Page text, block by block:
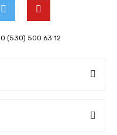
0 (530) 500 63 12